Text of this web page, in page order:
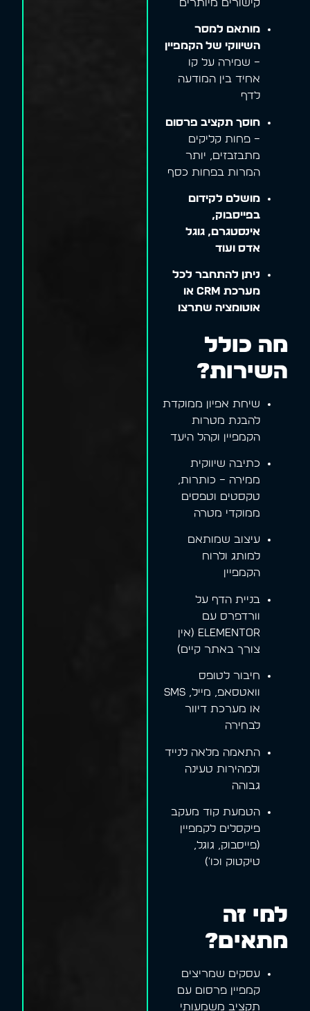
קישורים מיותרים
מותאם למסר
השיווקי של הקמפיין
– שמירה על קו
אחיד בין המודעה
לדף
חוסך תקציב פרסום
– פחות קליקים
מתבזבזים, יותר
המרות בפחות כסף
מושלם לקידום
בפייסבוק,
אינסטגרם, גוגל
אדס ועוד
ניתן להתחבר לכל
מערכת CRM או
אוטומציה שתרצו
מה כולל
השירות?
שיחת אפיון ממוקדת
להבנת מטרות
הקמפיין וקהל היעד
כתיבה שיווקית
ממירה – כותרות,
טקסטים וטפסים
ממוקדי מטרה
עיצוב שמותאם
למותג ולרוח
הקמפיין
בניית הדף על
וורדפרס עם
Elementor (אין
צורך באתר קיים)
חיבור לטופס
וואטסאפ, מייל, SMS
או מערכת דיוור
לבחירה
התאמה מלאה לנייד
ולמהירות טעינה
גבוהה
הטמעת קוד מעקב
פיקסלים לקמפיין
(פייסבוק, גוגל,
טיקטוק וכו')
למי זה
מתאים?
עסקים שמריצים
קמפיין פרסום עם
תקציב משמעותי